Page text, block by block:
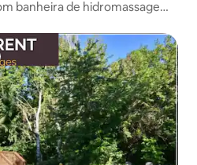
banheira de hidromassagem